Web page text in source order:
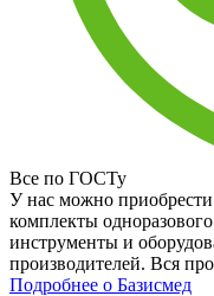
Все по ГОСТу
У нас можно приобрести
комплекты
инструменты и
производителей. Вся
Подробнее о Базисмед